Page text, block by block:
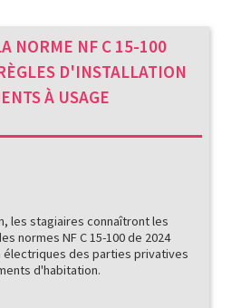
NORME NF C 15-100
D'INSTALLATION
À USAGE
les stagiaires connaîtront les
normes NF C 15-100 de 2024
électriques des parties privatives
d'habitation.